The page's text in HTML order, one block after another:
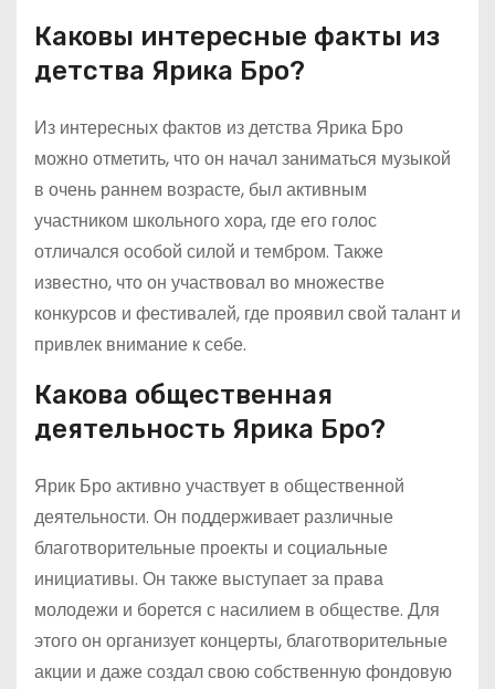
Каковы интересные факты из
детства Ярика Бро?
Из интересных фактов из детства Ярика Бро
можно отметить, что он начал заниматься музыкой
в очень раннем возрасте, был активным
участником школьного хора, где его голос
отличался особой силой и тембром. Также
известно, что он участвовал во множестве
конкурсов и фестивалей, где проявил свой талант и
привлек внимание к себе.
Какова общественная
деятельность Ярика Бро?
Ярик Бро активно участвует в общественной
деятельности. Он поддерживает различные
благотворительные проекты и социальные
инициативы. Он также выступает за права
молодежи и борется с насилием в обществе. Для
этого он организует концерты, благотворительные
акции и даже создал свою собственную фондовую